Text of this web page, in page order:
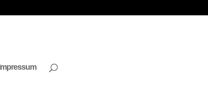
Impressum